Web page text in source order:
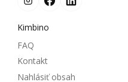
Kimbino
FAQ
Kontakt
Nahlásiť obsah